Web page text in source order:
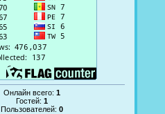
Онлайн всего:1
Гостей:1
Пользователей:0